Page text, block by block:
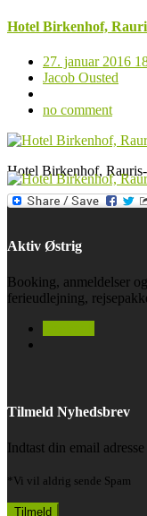
Hotel Birkenhof,
27. januar 2016
Jacob Ousted
no comment
Hotel Birkenhof,
Aktiv Østrig
Booking, anmeldelser
ferieudlejning,
Tilmeld Nyhedsbrev
Indtast din email adresse
*Vi vil aldrig sende Spam